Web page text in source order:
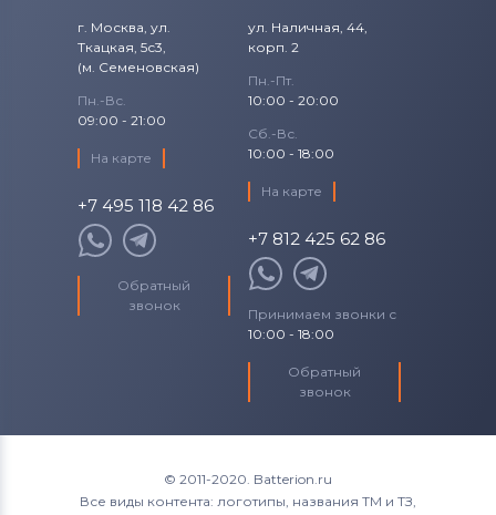
г. Москва, ул.
Ткацкая, 5с3,
(м. Семеновская)
Пн.-Вс.
09:00 - 21:00
На карте
+7 495 118 42 86
Обратный
звонок
ул. Наличная, 44,
корп. 2
Пн.-Пт.
10:00 - 20:00
Сб.-Вс.
10:00 - 18:00
На карте
+7 812 425 62 86
Принимаем звонки с
10:00 - 18:00
Обратный
звонок
© 2011-2020. Batterion.ru
Все виды контента: логотипы, названия ТМ и ТЗ,